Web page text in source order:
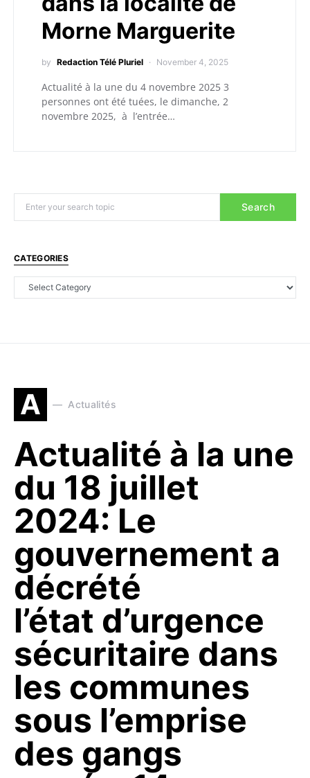
Morne Marguerite
by Redaction Télé Pluriel November 4, 2025
Actualité à la une du 4 novembre 2025 3
personnes ont été tuées, le dimanche, 2
novembre 2025, à l’entrée…
Search
CATEGORIES
A Actualités
Actualité à la une
du 18 juillet
2024: Le
gouvernement a
décrété
l’état d’urgence
sécuritaire dans
les communes
sous l’emprise
des gangs